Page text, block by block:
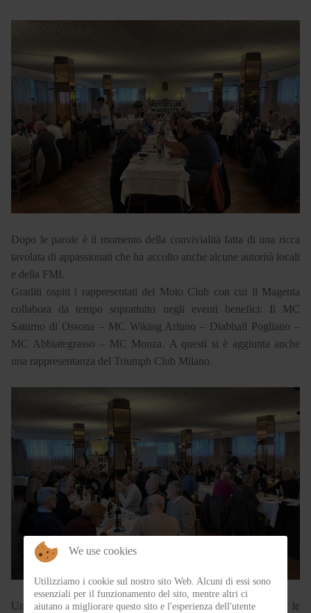
Dopo le parole è il momento della convivialità fatta di una ricca
tavolata di appassionati che ha accolto anche alcune autorità locali
e della FMI.
Graditi ospiti i rappresentati dei Moto Club con cui il Magenta
collabora da tempo soprattutto negli eventi benefici: Il MC
Saturno di Ossona – MC Wiking Arluno – Diabhall Pogliano –
MC Abbiategrasso – MC Monza. A questi si è aggiunta anche
una rappresentanza del Triumph Club Milano.
Un pranzo fatto di chiacchiere piacevoli mentre scorrono le
We use cookies
Utilizziamo i cookie sul nostro sito Web. Alcuni di essi sono
essenziali per il funzionamento del sito, mentre altri ci
aiutano a migliorare questo sito e l'esperienza dell'utente